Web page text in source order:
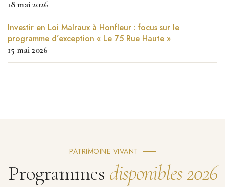
18 mai 2026
Investir en Loi Malraux à Honfleur : focus sur le
programme d’exception « Le 75 Rue Haute »
15 mai 2026
PATRIMOINE VIVANT
Programmes disponibles 2026